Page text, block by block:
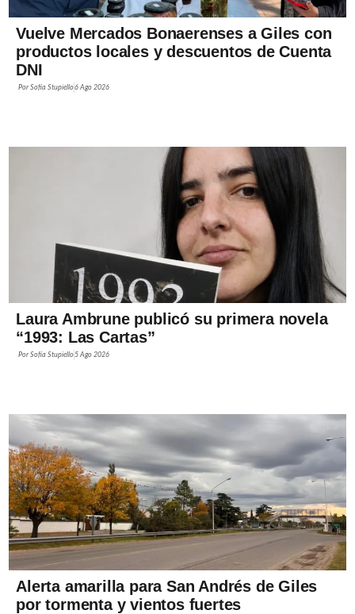
Vuelve Mercados Bonaerenses a Giles con
productos locales y descuentos de Cuenta
DNI
PorSofía Stupiello6 Ago 2026
Laura Ambrune publicó su primera novela
“1993: Las Cartas”
PorSofía Stupiello5 Ago 2026
Alerta amarilla para San Andrés de Giles
por tormenta y vientos fuertes